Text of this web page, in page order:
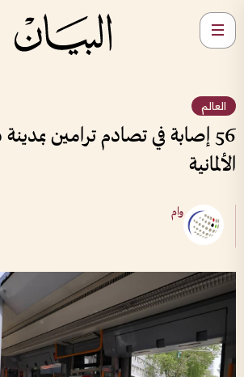
العالم
56 إصابة في تصادم ترامين
الألمانية
وام